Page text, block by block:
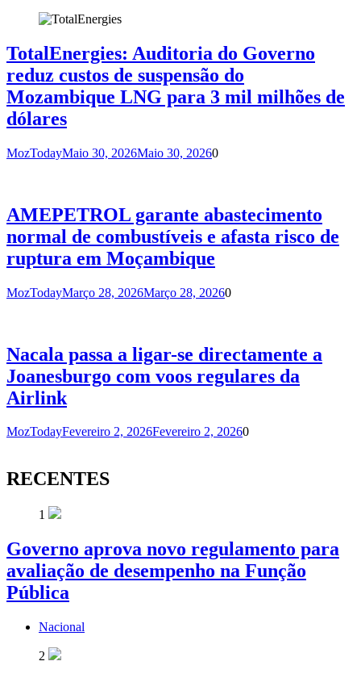
TotalEnergies: Auditoria do Governo
reduz custos de suspensão do
Mozambique LNG para 3 mil milhões de
dólares
MozTodayMaio 30, 2026Maio 30, 20260
AMEPETROL garante abastecimento
normal de combustíveis e afasta risco de
ruptura em Moçambique
MozTodayMarço 28, 2026Março 28, 20260
Nacala passa a ligar-se directamente a
Joanesburgo com voos regulares da
Airlink
MozTodayFevereiro 2, 2026Fevereiro 2, 20260
RECENTES
1
Governo aprova novo regulamento para
avaliação de desempenho na Função
Pública
Nacional
2